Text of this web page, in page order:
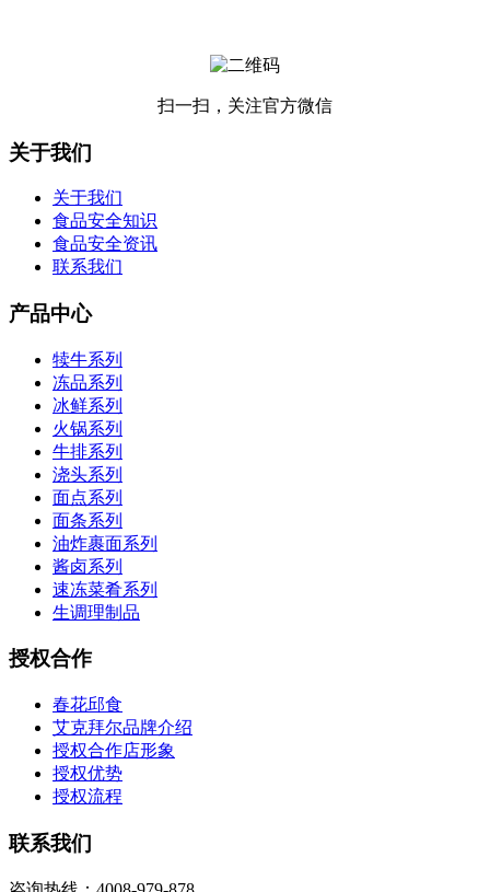
扫一扫，关注官方微信
关于我们
关于我们
食品安全知识
食品安全资讯
联系我们
产品中心
犊牛系列
冻品系列
冰鲜系列
火锅系列
牛排系列
浇头系列
面点系列
面条系列
油炸裹面系列
酱卤系列
速冻菜肴系列
生调理制品
授权合作
春花邱食
艾克拜尔品牌介绍
授权合作店形象
授权优势
授权流程
联系我们